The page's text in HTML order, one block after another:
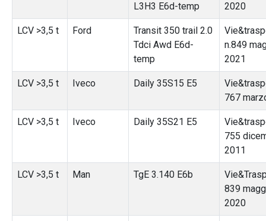
L3H3 E6d-temp
2020
LCV >3,5 t Ford
Transit 350 trail 2.0
Tdci Awd E6d-
temp
n.849
2021
LCV >3,5 t Iveco Daily 35S15 E5
767
LCV >3,5 t Iveco Daily 35S21 E5
755
2011
LCV >3,5 t Man TgE 3.140 E6b
839
2020